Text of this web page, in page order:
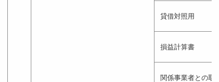
貸借対照用
損益計算書
関係事業者との取